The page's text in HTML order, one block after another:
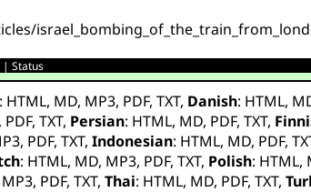
|Status
: HTML, MD, MP3, PDF,TXT, Danish: HTML,
, PDF,TXT, Persian: HTML, MD, PDF,TXT,
, PDF,TXT,Indonesian: HTML, MD, PDF,
: HTML, MD, MP3, PDF,TXT, Polish: HTML,
MP3, PDF,TXT,Thai: HTML, MD, PDF,TXT,